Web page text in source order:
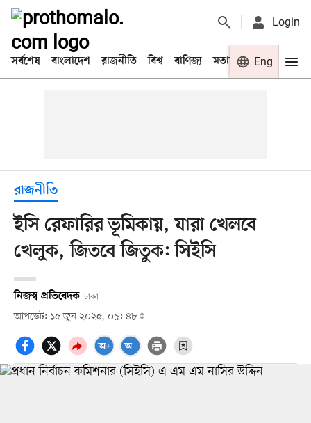
Login
সর্বশেষ বাংলাদেশ রাজনীতি বিশ্ব বাণিজ্য মতামত খেলা
Eng
রাজনীতি
ইসি রেফারির ভূমিকায়, যারা খেলবে
খেলুক, জিতবে জিতুক: সিইসি
নিজস্ব প্রতিবেদক ঢাকা
আপডেট: ১৫ জুন ২০২৫, ০৯: ৪৮